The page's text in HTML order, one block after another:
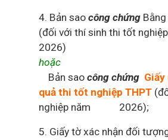
4. Bản sao công chứng
(đối với thí sinh thi tốt
2026)
hoặc
Bản sao công chứng
quả thi tốt nghiệp THPT
nghiệp năm 2026);
5. Giấy tờ xác nhận đối